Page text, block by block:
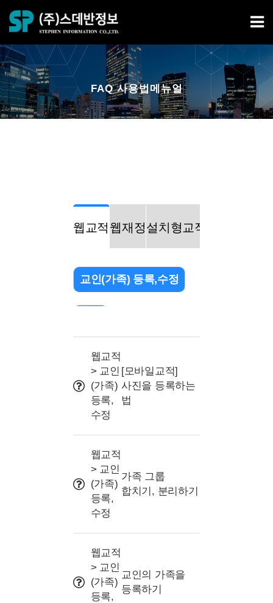
FAQ 사용법메뉴얼
웹교적 웹재정설치형교적
교인(가족) 등록,수정
출석 관리(QR/바코드)
조직(교구or부서) 설정
문자 관련
프로그램 및 명칭 설정
사용자권한(교사/리더)
사용 Tip
웹교적
> 교인
(가족)
등록,
수정
[모바일교적]
사진을 등록하는
법
웹교적
> 교인
(가족)
등록,
수정
가족 그룹
합치기, 분리하기
웹교적
> 교인
(가족)
등록,
교인의 가족을
등록하기